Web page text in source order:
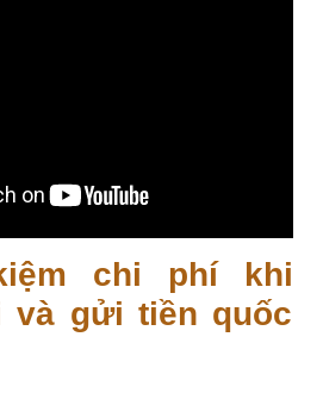
chi phí khi
và gửi tiền quốc